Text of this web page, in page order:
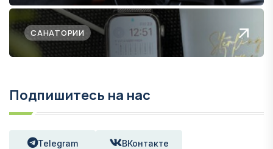
САНАТОРИИ
Подпишитесь на нас
Telegram ВКонтакте